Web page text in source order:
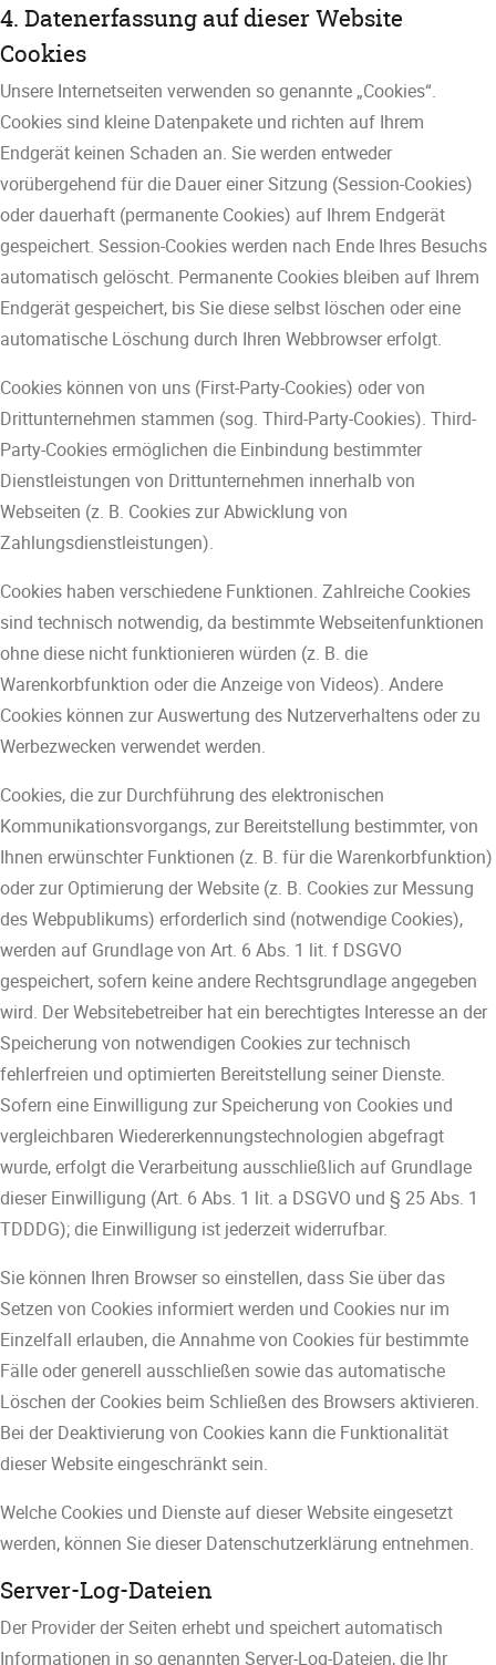
4. Datenerfassung auf dieser Website
Cookies
Unsere Internetseiten verwenden so genannte „Cookies“.
Cookies sind kleine Datenpakete und richten auf Ihrem
Endgerät keinen Schaden an. Sie werden entweder
vorübergehend für die Dauer einer Sitzung (Session-Cookies)
oder dauerhaft (permanente Cookies) auf Ihrem Endgerät
gespeichert. Session-Cookies werden nach Ende Ihres Besuchs
automatisch gelöscht. Permanente Cookies bleiben auf Ihrem
Endgerät gespeichert, bis Sie diese selbst löschen oder eine
automatische Löschung durch Ihren Webbrowser erfolgt.
Cookies können von uns (First-Party-Cookies) oder von
Drittunternehmen stammen (sog. Third-Party-Cookies). Third-
Party-Cookies ermöglichen die Einbindung bestimmter
Dienstleistungen von Drittunternehmen innerhalb von
Webseiten (z. B. Cookies zur Abwicklung von
Zahlungsdienstleistungen).
Cookies haben verschiedene Funktionen. Zahlreiche Cookies
sind technisch notwendig, da bestimmte Webseitenfunktionen
ohne diese nicht funktionieren würden (z. B. die
Warenkorbfunktion oder die Anzeige von Videos). Andere
Cookies können zur Auswertung des Nutzerverhaltens oder zu
Werbezwecken verwendet werden.
Cookies, die zur Durchführung des elektronischen
Kommunikationsvorgangs, zur Bereitstellung bestimmter, von
Ihnen erwünschter Funktionen (z. B. für die Warenkorbfunktion)
oder zur Optimierung der Website (z. B. Cookies zur Messung
des Webpublikums) erforderlich sind (notwendige Cookies),
werden auf Grundlage von Art. 6 Abs. 1 lit. f DSGVO
gespeichert, sofern keine andere Rechtsgrundlage angegeben
wird. Der Websitebetreiber hat ein berechtigtes Interesse an der
Speicherung von notwendigen Cookies zur technisch
fehlerfreien und optimierten Bereitstellung seiner Dienste.
Sofern eine Einwilligung zur Speicherung von Cookies und
vergleichbaren Wiedererkennungstechnologien abgefragt
wurde, erfolgt die Verarbeitung ausschließlich auf Grundlage
dieser Einwilligung (Art. 6 Abs. 1 lit. a DSGVO und § 25 Abs. 1
TDDDG); die Einwilligung ist jederzeit widerrufbar.
Sie können Ihren Browser so einstellen, dass Sie über das
Setzen von Cookies informiert werden und Cookies nur im
Einzelfall erlauben, die Annahme von Cookies für bestimmte
Fälle oder generell ausschließen sowie das automatische
Löschen der Cookies beim Schließen des Browsers aktivieren.
Bei der Deaktivierung von Cookies kann die Funktionalität
dieser Website eingeschränkt sein.
Welche Cookies und Dienste auf dieser Website eingesetzt
werden, können Sie dieser Datenschutzerklärung entnehmen.
Server-Log-Dateien
Der Provider der Seiten erhebt und speichert automatisch
Informationen in so genannten Server-Log-Dateien, die Ihr